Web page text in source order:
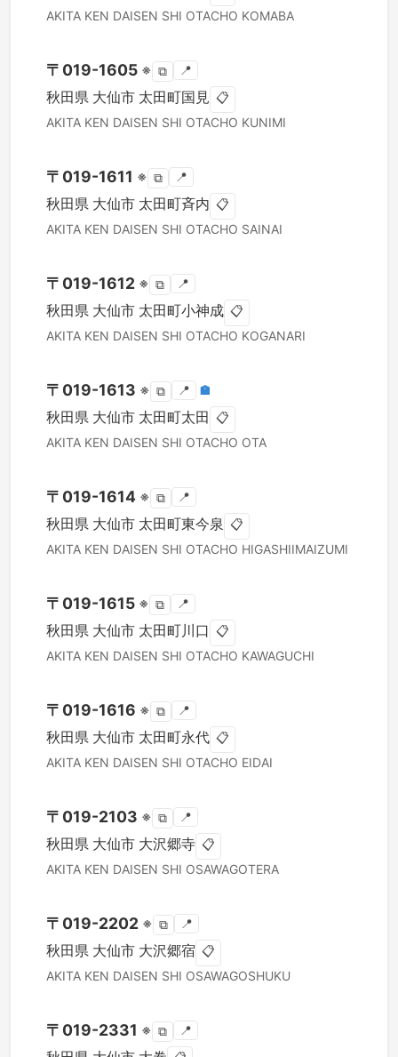
AKITA KEN DAISEN SHI OTACHO KOMABA
〒 019-1605 ※ ⧉ 📍
秋田県 大仙市 太田町国見 📋
AKITA KEN DAISEN SHI OTACHO KUNIMI
〒 019-1611 ※ ⧉ 📍
秋田県 大仙市 太田町斉内 📋
AKITA KEN DAISEN SHI OTACHO SAINAI
〒 019-1612 ※ ⧉ 📍
秋田県 大仙市 太田町小神成 📋
AKITA KEN DAISEN SHI OTACHO KOGANARI
〒 019-1613 ※ ⧉ 📍 🏣
秋田県 大仙市 太田町太田 📋
AKITA KEN DAISEN SHI OTACHO OTA
〒 019-1614 ※ ⧉ 📍
秋田県 大仙市 太田町東今泉 📋
AKITA KEN DAISEN SHI OTACHO HIGASHIIMAIZUMI
〒 019-1615 ※ ⧉ 📍
秋田県 大仙市 太田町川口 📋
AKITA KEN DAISEN SHI OTACHO KAWAGUCHI
〒 019-1616 ※ ⧉ 📍
秋田県 大仙市 太田町永代 📋
AKITA KEN DAISEN SHI OTACHO EIDAI
〒 019-2103 ※ ⧉ 📍
秋田県 大仙市 大沢郷寺 📋
AKITA KEN DAISEN SHI OSAWAGOTERA
〒 019-2202 ※ ⧉ 📍
秋田県 大仙市 大沢郷宿 📋
AKITA KEN DAISEN SHI OSAWAGOSHUKU
〒 019-2331 ※ ⧉ 📍